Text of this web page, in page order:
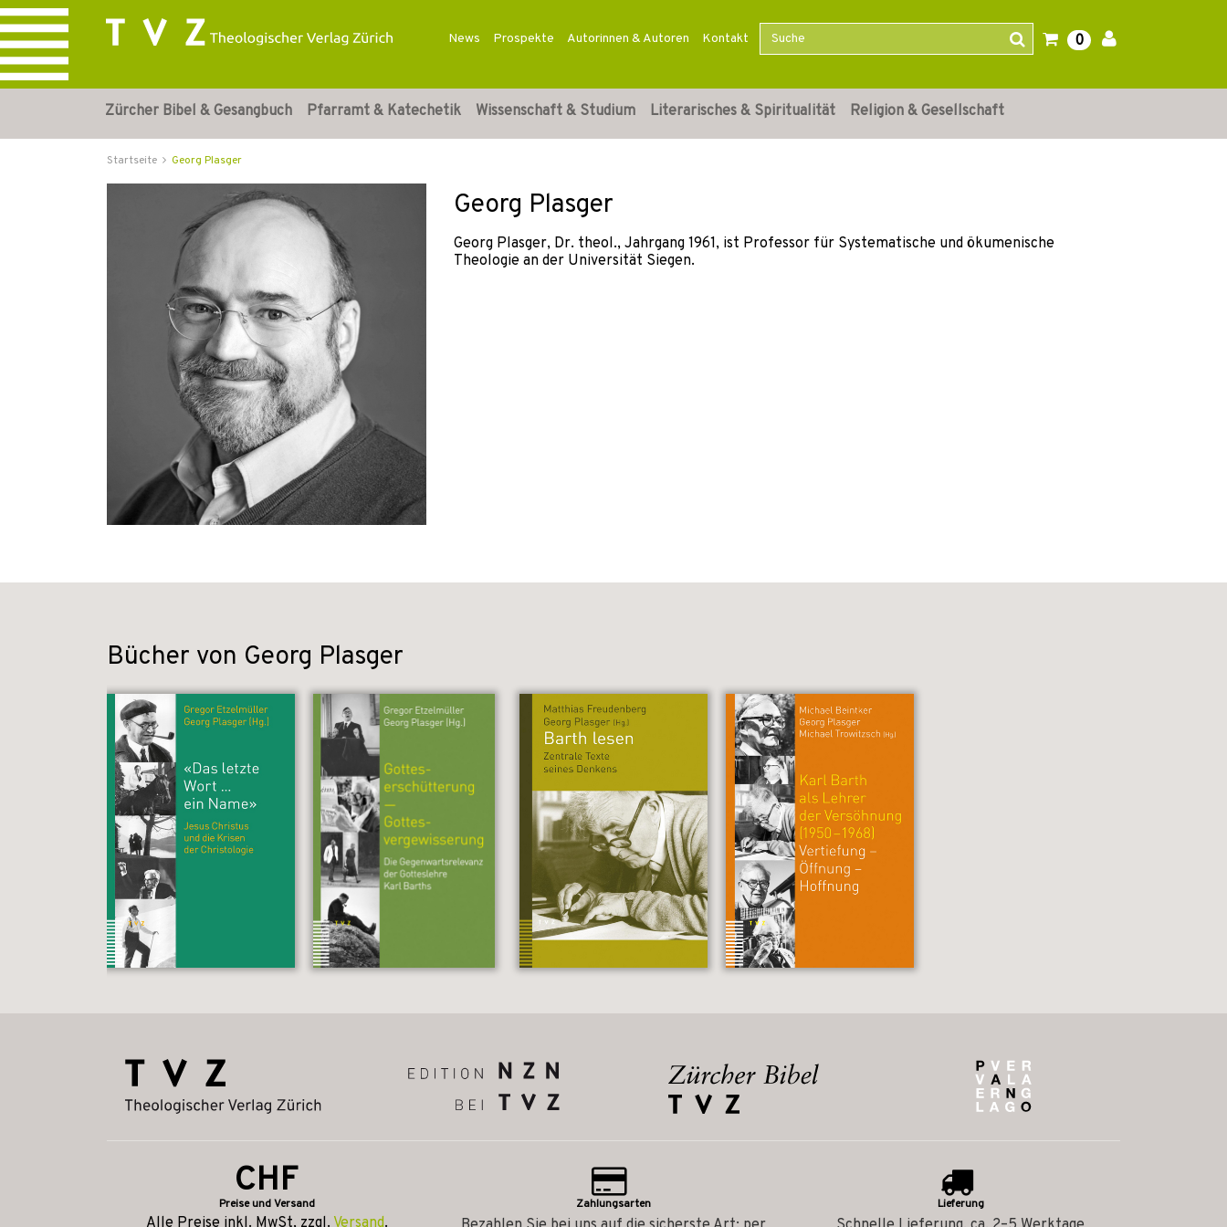
News Prospekte Autorinnen & Autoren Kontakt 0
Zürcher Bibel & Gesangbuch Pfarramt & Katechetik Wissenschaft & Studium Literarisches & Spiritualität Religion & Gesellschaft
Startseite Georg Plasger
Georg Plasger
Georg Plasger, Dr. theol., Jahrgang 1961, ist Professor für Systematische und ökumenische
Theologie an der Universität Siegen.
Bücher von Georg Plasger
CHF
Preise und Versand
Alle Preise inkl. MwSt, zzgl. Versand.
Zahlungsarten Lieferung